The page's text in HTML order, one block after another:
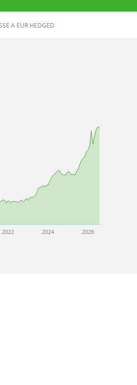
A EUR HEDGED
2022 2024 2026